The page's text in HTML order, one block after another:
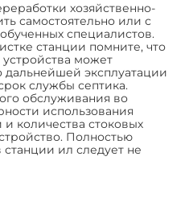
хозяйственно-
самостоятельно или с
специалистов.
станции помните, что
может
дальнейшей эксплуатации
службы септика.
обслуживания во
использования
количества стоковых
Полностью
ил следует не